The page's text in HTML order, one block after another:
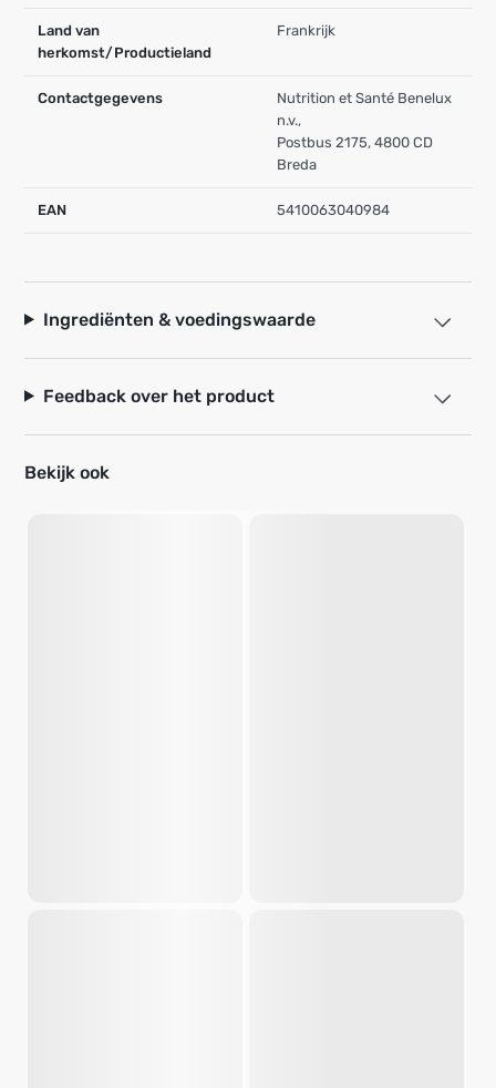
Land van
herkomst/Productieland
Frankrijk
Contactgegevens
Nutrition et Santé Benelux
n.v.,
Postbus 2175, 4800 CD
Breda
EAN 5410063040984
Ingrediënten & voedingswaarde
Feedback over het product
Bekijk ook